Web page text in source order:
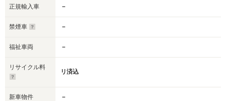
正規輸入車 －
禁煙車 －
福祉車両 －
リサイクル料
リ済込
新車物件 －